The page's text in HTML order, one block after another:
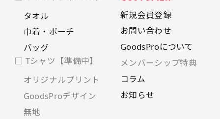
タオル
巾着・ポーチ
バッグ
□ Tシャツ【準備中】
オリジナルプリント
GoodsProデザイン
無地
新規会員登録
お問い合わせ
GoodsProについて
メンバーシップ特典
コラム
お知らせ